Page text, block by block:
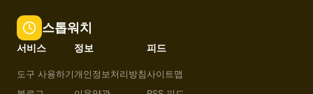
스톱워치
서비스
도구 사용하기
정보
개인정보처리방침
피드
사이트맵